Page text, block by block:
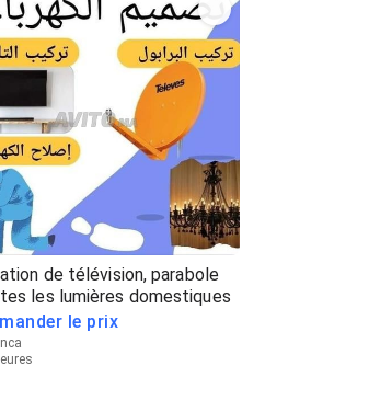
de télévision, parabole
les lumières domestiques
le prix